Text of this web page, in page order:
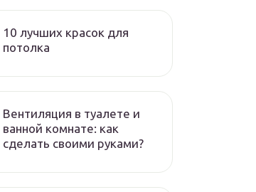
10 лучших красок для
потолка
Вентиляция в туалете и
ванной комнате: как
сделать своими руками?